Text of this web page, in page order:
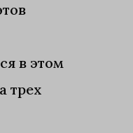
в этом
трех